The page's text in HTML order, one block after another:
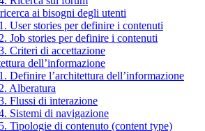
ai bisogni degli utenti
User stories per definire i contenuti
Job stories per definire i contenuti
Criteri di accettazione
dell’informazione
Definire l’architettura dell’informazione
Alberatura
Flussi di interazione
Sistemi di navigazione
Tipologie di contenuto (content type)